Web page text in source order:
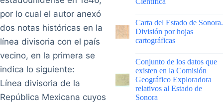
por lo cual el autor anexó
dos notas históricas en la
línea divisoria con el país
vecino, en la primera se
indica lo siguiente:
Línea divisoria de la
República Mexicana cuyos
Carta del Estado de Sonora.
División por hojas
cartográficas
Conjunto de los datos que
existen en la Comisión
Geográfico Exploradora
relativos al Estado de
Sonora